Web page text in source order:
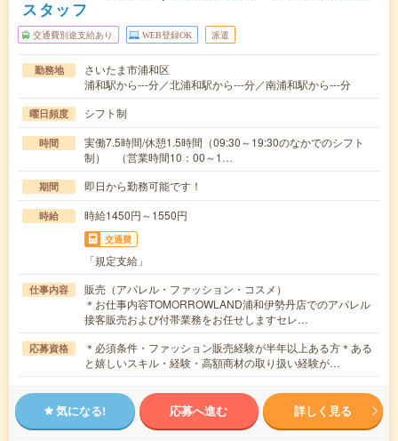
スタッフ
交通費別途支給あり WEB登録OK 派遣
勤務地
さいたま市浦和区
浦和駅から---分／北浦和駅から---分／南浦和駅から---分
曜日頻度 シフト制
時間
実働7.5時間/休憩1.5時間（09:30～19:30のなかでのシフト
制） （営業時間10：00～1…
期間 即日から勤務可能です！
時給 時給1450円～1550円
交通費
「規定支給」
仕事内容
販売（アパレル・ファッション・コスメ）
＊お仕事内容TOMORROWLAND浦和伊勢丹店でのアパレル
接客販売および付帯業務をお任せしますセレ…
応募資格
＊必須条件・ファッション販売経験が半年以上ある方＊ある
と嬉しいスキル・経験・高額商材の取り扱い経験が…
気になる! 応募へ進む 詳しく見る